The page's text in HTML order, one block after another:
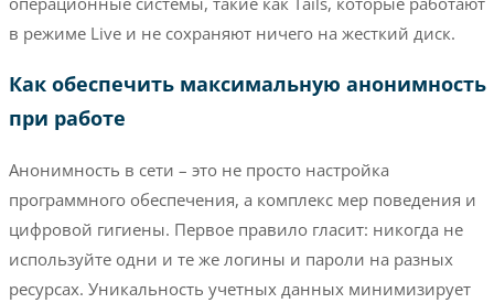
в режиме Live и не сохраняют ничего на жесткий диск.
Как обеспечить максимальную анонимность
при работе
Анонимность в сети – это не просто настройка
программного обеспечения, а комплекс мер поведения и
цифровой гигиены. Первое правило гласит: никогда не
используйте одни и те же логины и пароли на разных
ресурсах. Уникальность учетных данных минимизирует